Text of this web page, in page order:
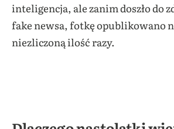
inteligencja, ale zanim doszło do
fake newsa, fotkę opublikowano
niezliczoną ilość razy.